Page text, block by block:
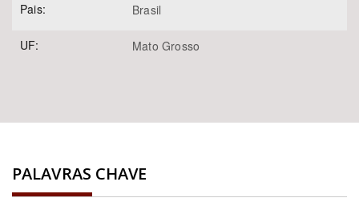
Pais: Brasil
UF: Mato Grosso
PALAVRAS CHAVE